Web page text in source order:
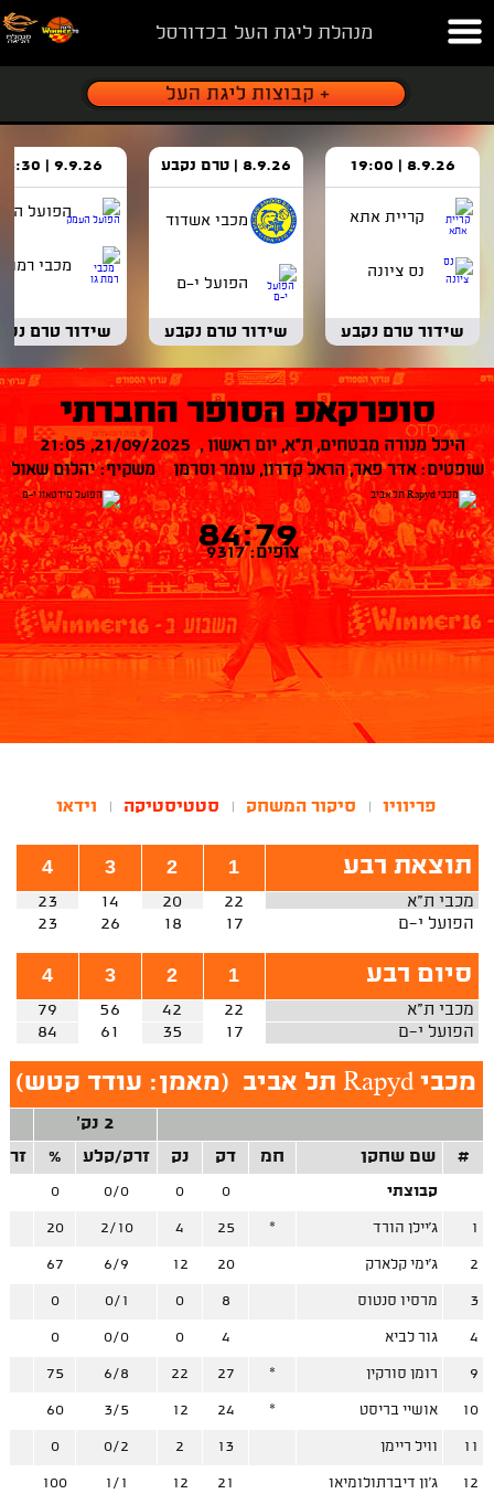
מנהלת ליגת העל בכדורסל
8.9.26 | 19:00
קריית אתא
נס ציונה
שידור טרם נקבע
8.9.26 | טרם נקבע
מכבי אשדוד
הפועל י-ם
שידור טרם נקבע
9.9.26 | 18:30
הפועל
מכבי רמת
שידור טרם
סופרקאפ הסופר החברתי
היכל מנורה מבטחים, ת"א, יום ראשון , 21/09/2025, 21:05
שופטים: אדר פאר, הראל קדרון, עומר וסרמן משקיף: יהלום שאול
84:79
צופים: 9317
פריוויו סיקור המשחק סטטיסטיקה וידאו
תוצאת רבע 1
2
3
4
מכבי ת"א 22
20
14
23
הפועל י-ם
17
18
26
23
סיום רבע 1
2
3
4
מכבי ת"א 22
42
56
79
הפועל י-ם
17
35
61
84
מכבי Rapyd תל אביב (מאמן: עודד קטש)
2 נק'
#
שם שחקן חמ דק נק זרק/קלע %
קבוצתי 0
0
0/0
0
1 ג'יילן הורד *
25
4
2/10
20
2 ג'ימי קלארק 20
12
6/9
67
3 מרסיו סנטוס 8
0
0/1
0
4 גור לביא 4
0
0/0
0
9 רומן סורקין *
27
22
6/8
75
10 אושיי בריסט *
24
12
3/5
60
11 וויל ריימן 13
2
0/2
0
12 ג'ון דיברתולומיאו 21
12
1/1
100